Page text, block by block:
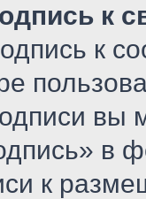
к
к
вы
в
к